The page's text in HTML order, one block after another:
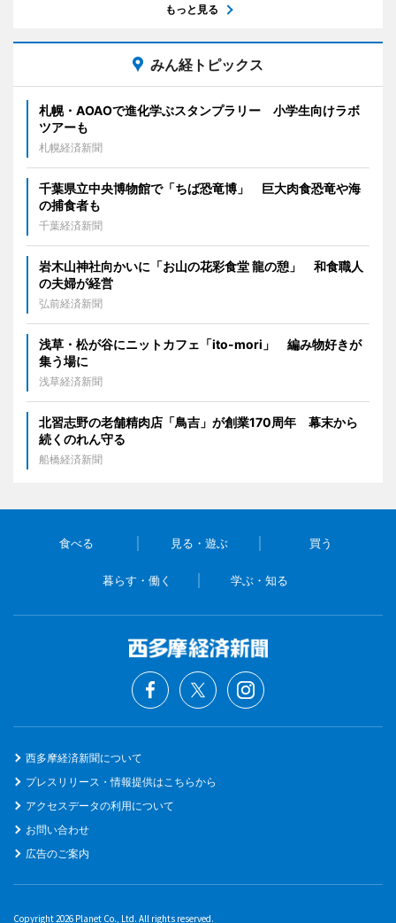
もっと見る
みん経トピックス
札幌・AOAOで進化学ぶスタンプラリー 小学生向けラボ
ツアーも
札幌経済新聞
千葉県立中央博物館で「ちば恐竜博」 巨大肉食恐竜や海
の捕食者も
千葉経済新聞
岩木山神社向かいに「お山の花彩食堂 龍の憩」 和食職人
の夫婦が経営
弘前経済新聞
浅草・松が谷にニットカフェ「ito-mori」 編み物好きが
集う場に
浅草経済新聞
北習志野の老舗精肉店「鳥吉」が創業170周年 幕末から
続くのれん守る
船橋経済新聞
食べる 見る・遊ぶ 買う
暮らす・働く 学ぶ・知る
西多摩経済新聞について
プレスリリース・情報提供はこちらから
アクセスデータの利用について
お問い合わせ
広告のご案内
Copyright 2026 Planet Co., Ltd. All rights reserved.